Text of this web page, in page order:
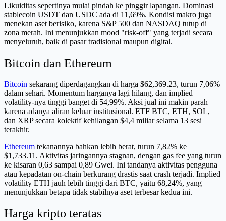
Likuiditas sepertinya mulai pindah ke pinggir lapangan. Dominasi
stablecoin USDT dan USDC ada di 11,69%. Kondisi makro juga
menekan aset berisiko, karena S&P 500 dan NASDAQ tutup di
zona merah. Ini menunjukkan mood "risk-off" yang terjadi secara
menyeluruh, baik di pasar tradisional maupun digital.
Bitcoin dan Ethereum
Bitcoin sekarang diperdagangkan di harga $62,369.23, turun 7,06%
dalam sehari. Momentum harganya lagi hilang, dan implied
volatility-nya tinggi banget di 54,99%. Aksi jual ini makin parah
karena adanya aliran keluar institusional. ETF BTC, ETH, SOL,
dan XRP secara kolektif kehilangan $4,4 miliar selama 13 sesi
terakhir.
Ethereum tekanannya bahkan lebih berat, turun 7,82% ke
$1,733.11. Aktivitas jaringannya stagnan, dengan gas fee yang turun
ke kisaran 0,63 sampai 0,89 Gwei. Ini tandanya aktivitas pengguna
atau kepadatan on-chain berkurang drastis saat crash terjadi. Implied
volatility ETH jauh lebih tinggi dari BTC, yaitu 68,24%, yang
menunjukkan betapa tidak stabilnya aset terbesar kedua ini.
Harga kripto teratas